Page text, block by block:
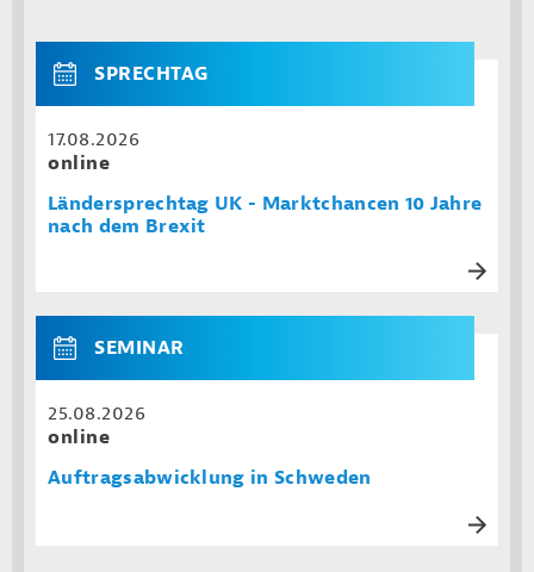
SPRECHTAG
17.08.2026
online
Ländersprechtag UK - Marktchancen 10 Jahre
nach dem Brexit
SEMINAR
25.08.2026
online
Auftragsabwicklung in Schweden